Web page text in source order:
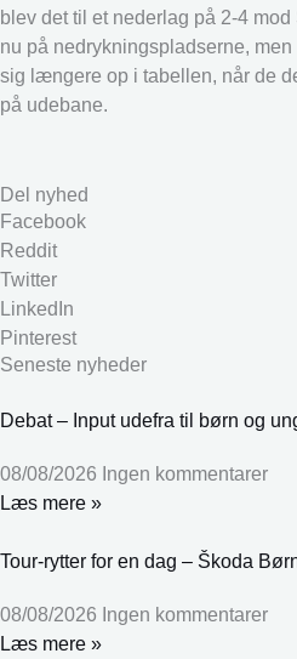
blev det til et nederlag på 2-4
nu på nedrykningspladserne,
sig længere op i tabellen, når de
på udebane.
Del nyhed
Facebook
Reddit
Twitter
LinkedIn
Pinterest
Seneste nyheder
Debat – Input udefra til børn og
08/08/2026 Ingen kommentarer
Læs mere »
Tour-rytter for en dag – Škoda
08/08/2026 Ingen kommentarer
Læs mere »